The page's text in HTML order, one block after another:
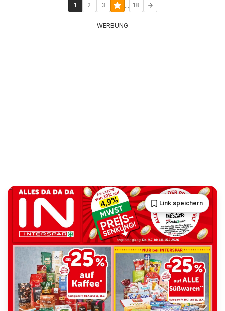
1 2 3 ... 18
WERBUNG
Link speichern